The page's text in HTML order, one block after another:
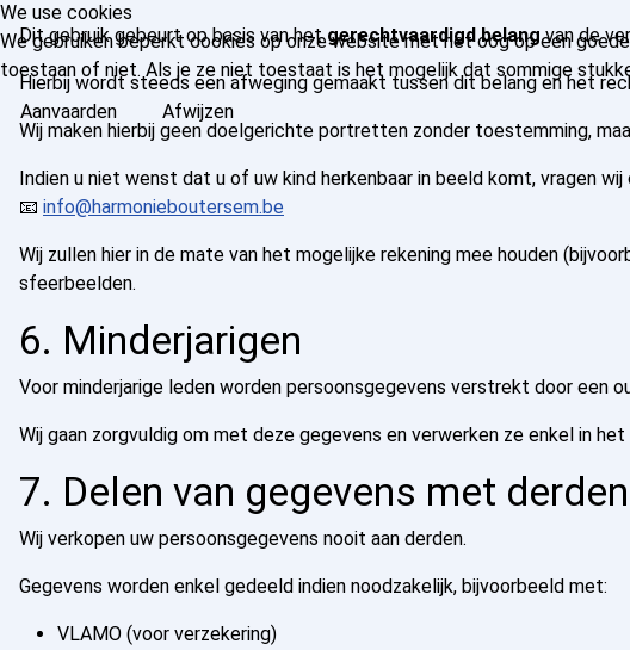
Dit gebruik gebeurt op basis van hetgerechtvaardigd belangvan de
Hierbij wordt steeds een afweging gemaakt tussen dit belang en het
Wij maken hierbij geen doelgerichte portretten zonder toestemming,
Indien u niet wenst dat u of uw kind herkenbaar in beeld komt, vragen
📧 info@harmonieboutersem.be
Wij zullen hier in de mate van het mogelijke rekening mee houden
sfeerbeelden.
6. Minderjarigen
Voor minderjarige leden worden persoonsgegevens verstrekt door een
Wij gaan zorgvuldig om met deze gegevens en verwerken ze enkel in
7. Delen van gegevens met derden
Wij verkopen uw persoonsgegevens nooit aan derden.
Gegevens worden enkel gedeeld indien noodzakelijk, bijvoorbeeld met:
VLAMO (voor verzekering)
We use cookies
We gebruiken beperkt cookies op onze website met het oog op een
toestaan of niet. Als je ze niet toestaat is het mogelijk dat sommige
Aanvaarden
Afwijzen